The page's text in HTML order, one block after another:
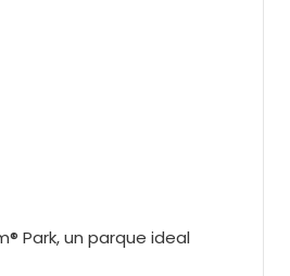
Park, un parque ideal